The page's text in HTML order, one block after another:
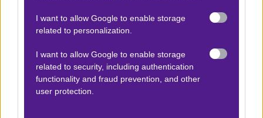
I want to allow Google to enable storage
related to personalization.
I want to allow Google to enable storage
related to security, including authentication
functionality and fraud prevention, and other
user protection.
ΣΤΟΙΧΗΜΑ
To bet builder της ημέρας
Αναλύσεις αγώνων